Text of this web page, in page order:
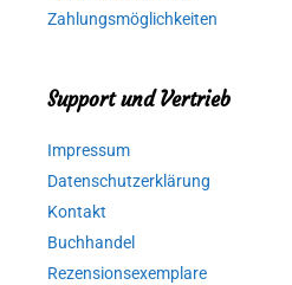
Zahlungsmöglichkeiten
Support und Vertrieb
Impressum
Datenschutzerklärung
Kontakt
Buchhandel
Rezensionsexemplare